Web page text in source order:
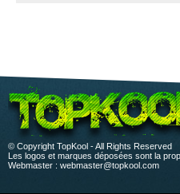
© Copyright TopKool - All Rights Reserved
Les logos et marques déposées sont la
Webmaster : webmaster@topkool.com